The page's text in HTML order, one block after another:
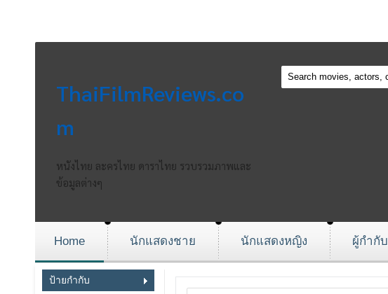
ThaiFilmReviews.co
m
หนังไทย ละครไทย ดาราไทย รวบรวมภาพและ
ข้อมูลต่างๆ
Home นักแสดงชาย นักแสดงหญิง ผู้กำกับ
ป้ายกำกับ